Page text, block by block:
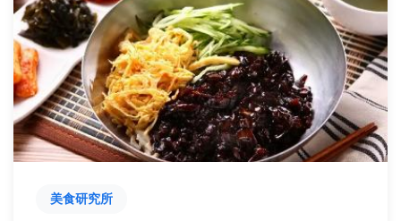
美食研究所